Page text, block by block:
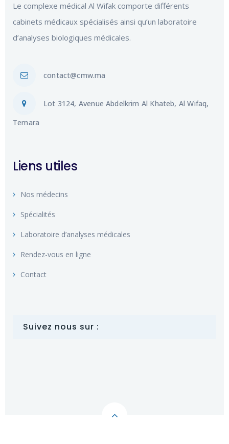
Le complexe médical Al Wifak comporte différents
cabinets médicaux spécialisés ainsi qu’un laboratoire
d’analyses biologiques médicales.
contact@cmw.ma
Lot 3124, Avenue Abdelkrim Al Khateb, Al Wifaq,
Temara
Liens utiles
Nos médecins
Spécialités
Laboratoire d’analyses médicales
Rendez-vous en ligne
Contact
Suivez nous sur :